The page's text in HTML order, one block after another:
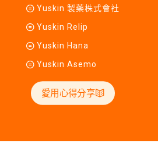
Yuskin 製藥株式會社
Yuskin Relip
Yuskin Hana
Yuskin Asemo
愛用心得分享